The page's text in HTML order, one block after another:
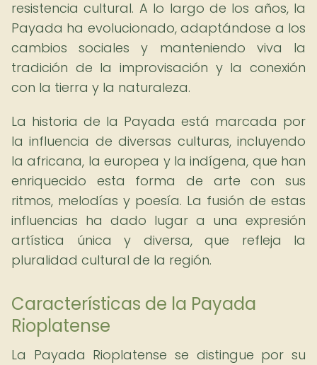
resistencia cultural. A lo largo de los años, la
Payada ha evolucionado, adaptándose a los
cambios sociales y manteniendo viva la
tradición de la improvisación y la conexión
con la tierra y la naturaleza.
La historia de la Payada está marcada por
la influencia de diversas culturas, incluyendo
la africana, la europea y la indígena, que han
enriquecido esta forma de arte con sus
ritmos, melodías y poesía. La fusión de estas
influencias ha dado lugar a una expresión
artística única y diversa, que refleja la
pluralidad cultural de la región.
Características de la Payada
Rioplatense
La Payada Rioplatense se distingue por su